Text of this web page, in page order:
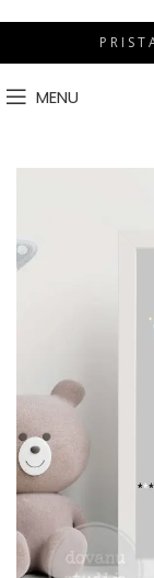
P R I S T
MENU